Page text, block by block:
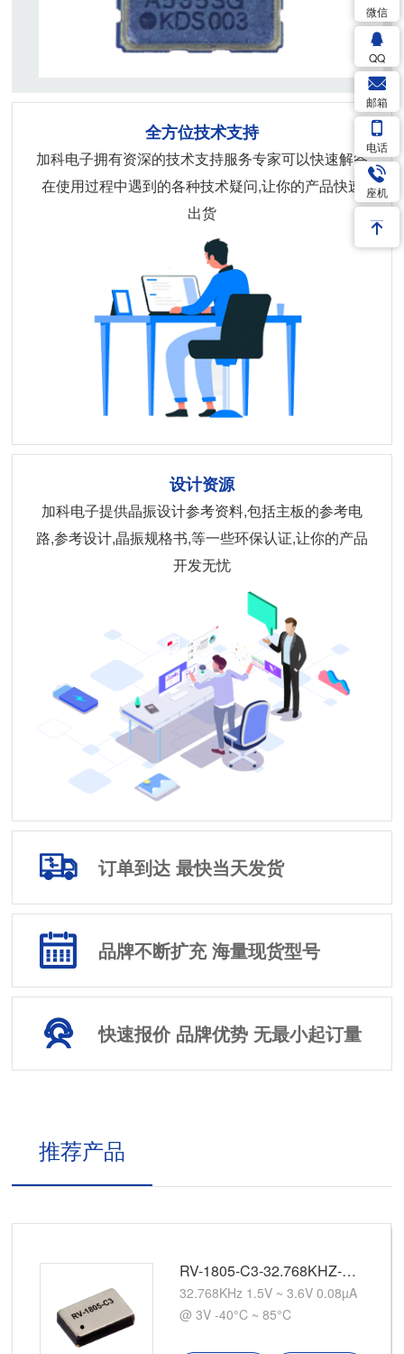
全方位技术支持
加科电子拥有资深的技术支持服务专家可以快速解答
在使用过程中遇到的各种技术疑问,让你的产品快速
出货
设计资源
加科电子提供晶振设计参考资料,包括主板的参考电
路,参考设计,晶振规格书,等一些环保认证,让你的产品
开发无忧
订单到达 最快当天发货
品牌不断扩充 海量现货型号
快速报价 品牌优势 无最小起订量
推荐产品
RV-1805-C3-32.768KHZ-2PPM-TA-QA
32.768KHz 1.5V ~ 3.6V 0.08µA
@ 3V -40°C ~ 85°C
微信
QQ
邮箱
电话
座机